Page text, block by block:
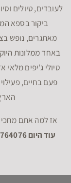
לעובדים, טיולים
ביקור בספא
מאתגרים, נופש
באחד ממלונות
טיולי ג'יפים מלאי
פעם בחיים,
אז למה אתם
עוד היום 04-6764076